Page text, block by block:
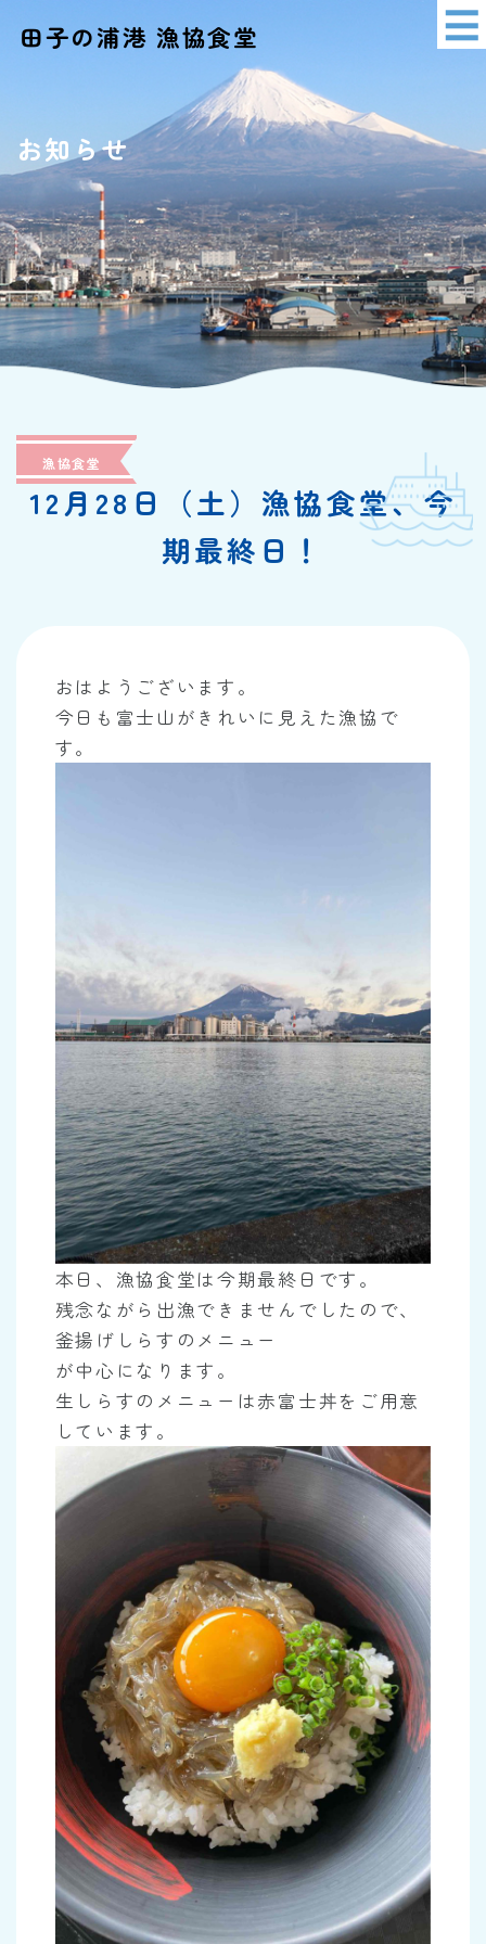
田子の浦港 漁協食堂
お知らせ
イベント情報
アクセス
ショッピング
漁協食堂
12月28日（土）漁協食堂、今
期最終日！
おはようございます。
今日も富士山がきれいに見えた漁協で
す。
本日、漁協食堂は今期最終日です。
残念ながら出漁できませんでしたので、
釜揚げしらすのメニュー
が中心になります。
生しらすのメニューは赤富士丼をご用意
しています。